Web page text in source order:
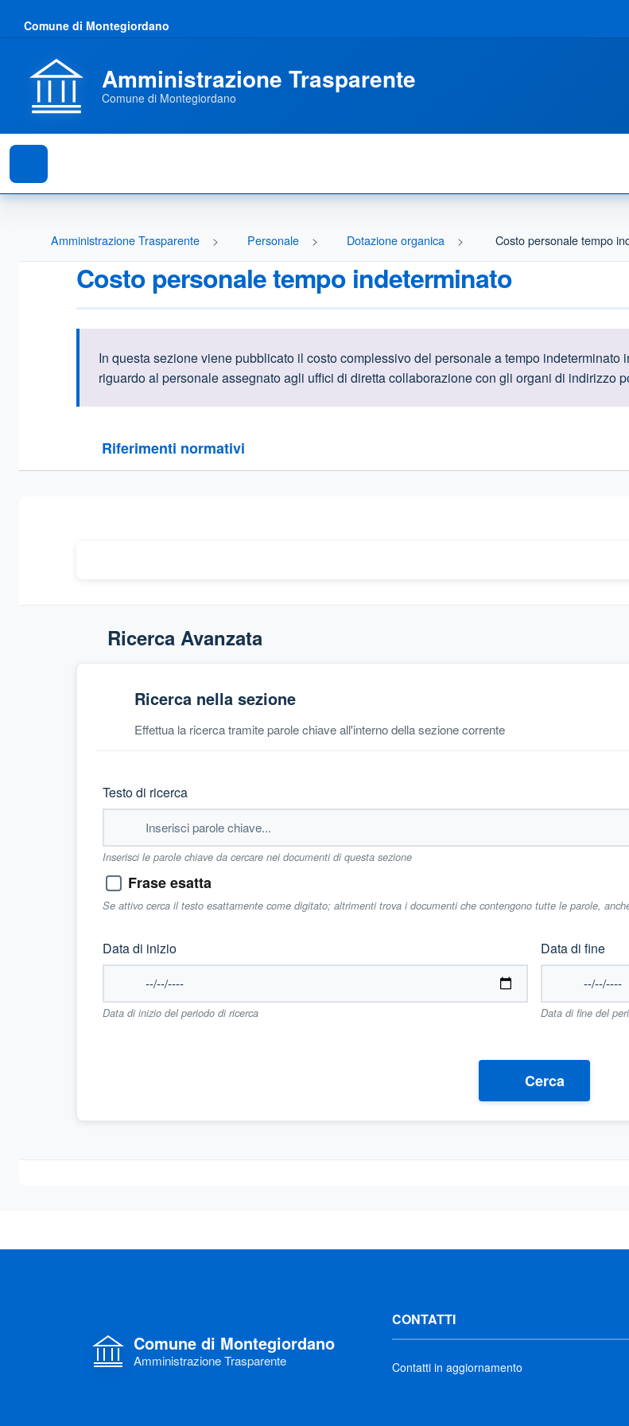
Comune di Montegiordano
Amministrazione Trasparente
Comune di Montegiordano
Amministrazione Trasparente Personale Dotazione organica Costo personale tempo
Costo personale tempo indeterminato
Informazioni introduttive
In questa sezione viene pubblicato il costocomplessivo del personale a tempo
riguardo al personale assegnato agli uffici di diretta collaborazione con gli organi di indirizzo
Riferimenti normativi
Sezione compressa
Ricerca Avanzata
Ricerca nella sezione
Effettua la ricerca tramite parole chiave all'interno della sezione corrente
Testo di ricerca
Inserisci le parole chiave da cercare nei documenti di questa sezione
Frase esatta
Se attivo cerca il testo esattamente come digitato; altrimenti trova i documenti che contengono tutte le parole,
Data di inizio
Data di inizio del periodo di ricerca
Data di fine
Data di fine del
Cerca
Comune di Montegiordano
Amministrazione Trasparente
CONTATTI
Contatti in aggiornamento